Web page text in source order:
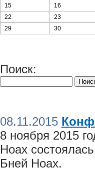
15
16
22
23
29
30
Поиск:
08.11.2015
8 ноября 2015
Ноах
Бней Ноах.